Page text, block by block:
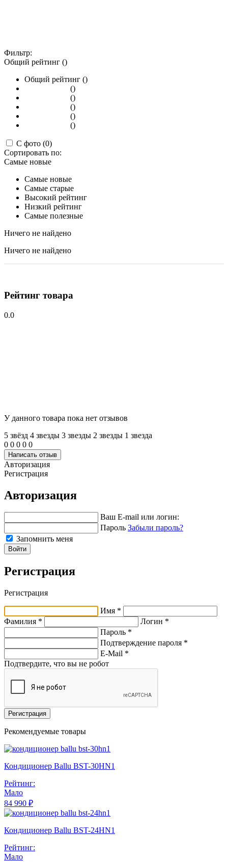
Фильтр:
Общий рейтинг ()
Общий рейтинг ()
()
()
()
()
()
С фото (0)
Сортировать по:
Самые новые
Самые новые
Самые старые
Высокий рейтинг
Низкий рейтинг
Самые полезные
Ничего не найдено
Ничего не найдено
Рейтинг товара
0.0
У данного товара пока нет отзывов
5 звёзд 4 звeзды 3 звeзды 2 звeзды 1 звeзда
0 0 0 0 0
Написать отзыв
Авторизация
Регистрация
Авторизация
Ваш E-mail или логин:
Пароль Забыли пароль?
Запомнить меня
Войти
Регистрация
Регистрация
Имя *
Фамилия *
Логин *
Пароль *
Подтверждение пароля *
E-Mail *
Подтвердите, что вы не робот
Регистрация
Рекомендуемые товары
Кондиционер Ballu BST-30HN1
Рейтинг:
Мало
84 990 ₽
Кондиционер Ballu BST-24HN1
Рейтинг:
Мало